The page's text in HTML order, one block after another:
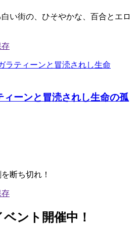
い街の、ひそやかな、百合とエロ
ィーンと冒涜されし生命の孤
断ち切れ！
ント開催中！